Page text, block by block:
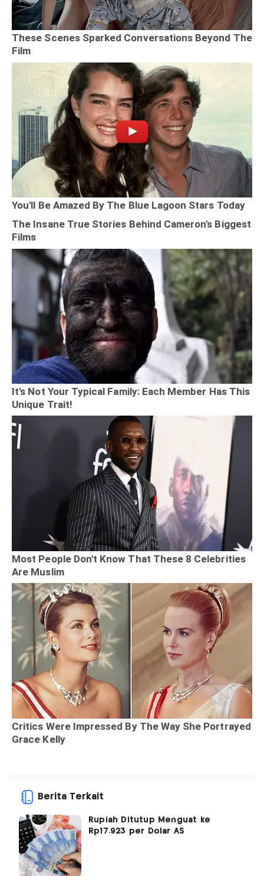
Berita Terkait
Rupiah Ditutup Menguat ke
Rp17.923 per Dolar AS